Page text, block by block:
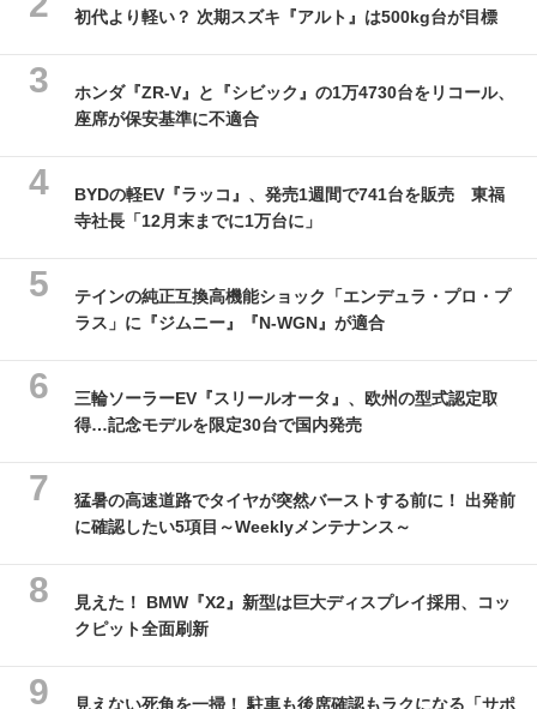
初代より軽い？ 次期スズキ『アルト』は500kg台が目標
ホンダ『ZR-V』と『シビック』の1万4730台をリコール、
座席が保安基準に不適合
BYDの軽EV『ラッコ』、発売1週間で741台を販売 東福
寺社長「12月末までに1万台に」
テインの純正互換高機能ショック「エンデュラ・プロ・プ
ラス」に『ジムニー』『N-WGN』が適合
三輪ソーラーEV『スリールオータ』、欧州の型式認定取
得…記念モデルを限定30台で国内発売
猛暑の高速道路でタイヤが突然バーストする前に！ 出発前
に確認したい5項目～Weeklyメンテナンス～
見えた！ BMW『X2』新型は巨大ディスプレイ採用、コッ
クピット全面刷新
見えない死角を一掃！ 駐車も後席確認もラクになる「サポ